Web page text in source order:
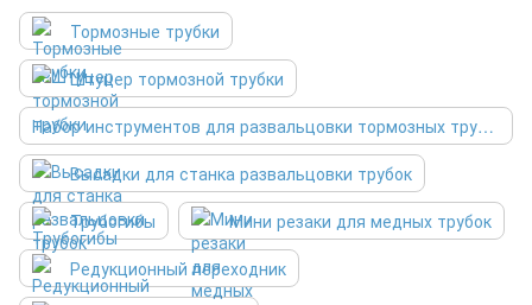
Тормозные трубки
Штуцер тормозной трубки
Набор инструментов для развальцовки тормозных трубок
Высадки для станка развальцовки трубок
Трубогибы
Мини резаки для медных трубок
Редукционный переходник